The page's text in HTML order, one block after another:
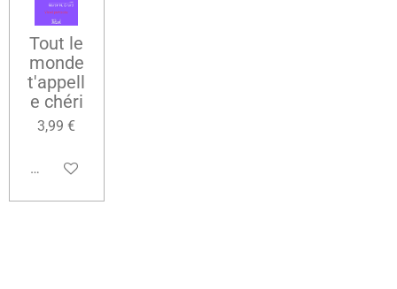
Tout le
monde
t'appell
e chéri
3,99 €
Ajouter au panier